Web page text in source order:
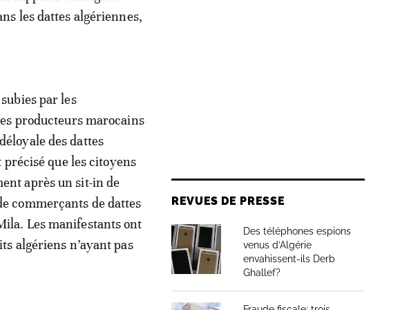
les dattes algériennes,
par les
producteurs marocains
des dattes
que les citoyens
après un sit-in de
commerçants de dattes
Les manifestants ont
algériens n’ayant pas
REVUES DE PRESSE
Des téléphones espions
venus d’Algérie
envahissent-ils Derb
Ghallef?